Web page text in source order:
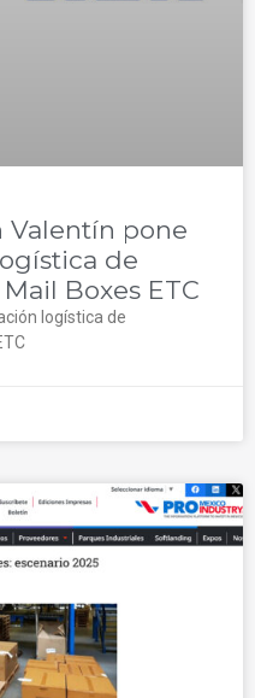
Valentín pone
de
Boxes ETC
logística de